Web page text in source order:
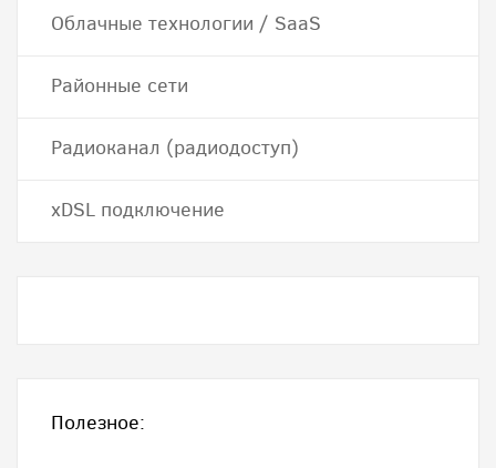
Облачные технологии / SaaS
Районные сети
Радиоканал (радиодоступ)
хDSL подключение
Полезное: